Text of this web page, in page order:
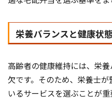
栄養バランスと健康状
高齢者の健康維持には、栄
欠です。そのため、栄養士
いるサービスを選ぶことが